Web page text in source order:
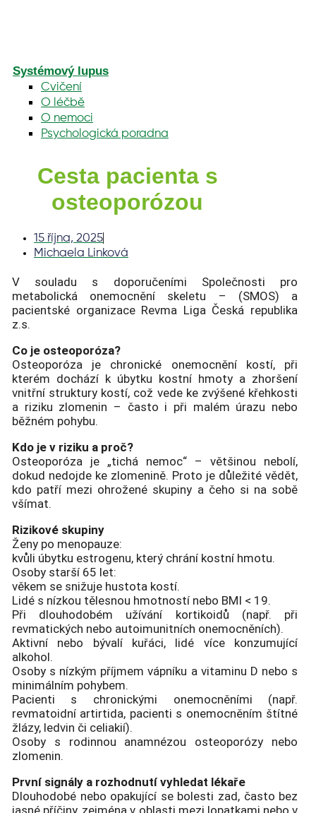
Systémový lupus
Cvičení
O léčbě
O nemoci
Psychologická poradna
Cesta pacienta s
osteoporózou
15 října, 2025
Michaela Linková
V souladu s doporučeními Společnosti pro
metabolická onemocnění skeletu – (SMOS) a
pacientské organizace Revma Liga Česká republika
z.s.
Co je osteoporóza?
Osteoporóza je chronické onemocnění kostí, při
kterém dochází k úbytku kostní hmoty a zhoršení
vnitřní struktury kostí, což vede ke zvýšené křehkosti
a riziku zlomenin – často i při malém úrazu nebo
běžném pohybu.
Kdo je v riziku a proč?
Osteoporóza je „tichá nemoc“ – většinou nebolí,
dokud nedojde ke zlomenině. Proto je důležité vědět,
kdo patří mezi ohrožené skupiny a čeho si na sobě
všímat.
Rizikové skupiny
Ženy po menopauze:
kvůli úbytku estrogenu, který chrání kostní hmotu.
Osoby starší 65 let:
věkem se snižuje hustota kostí.
Lidé s nízkou tělesnou hmotností nebo BMI < 19.
Při dlouhodobém užívání kortikoidů (např. při
revmatických nebo autoimunitních onemocněních).
Aktivní nebo bývalí kuřáci, lidé více konzumující
alkohol.
Osoby s nízkým příjmem vápníku a vitaminu D nebo s
minimálním pohybem.
Pacienti s chronickými onemocněními (např.
revmatoidní artirtida, pacienti s onemocněním štítné
žlázy, ledvin či celiakií).
Osoby s rodinnou anamnézou osteoporózy nebo
zlomenin.
První signály a rozhodnutí vyhledat lékaře
Dlouhodobé nebo opakující se bolesti zad, často bez
jasné příčiny, zejména v oblasti mezi lopatkami nebo v